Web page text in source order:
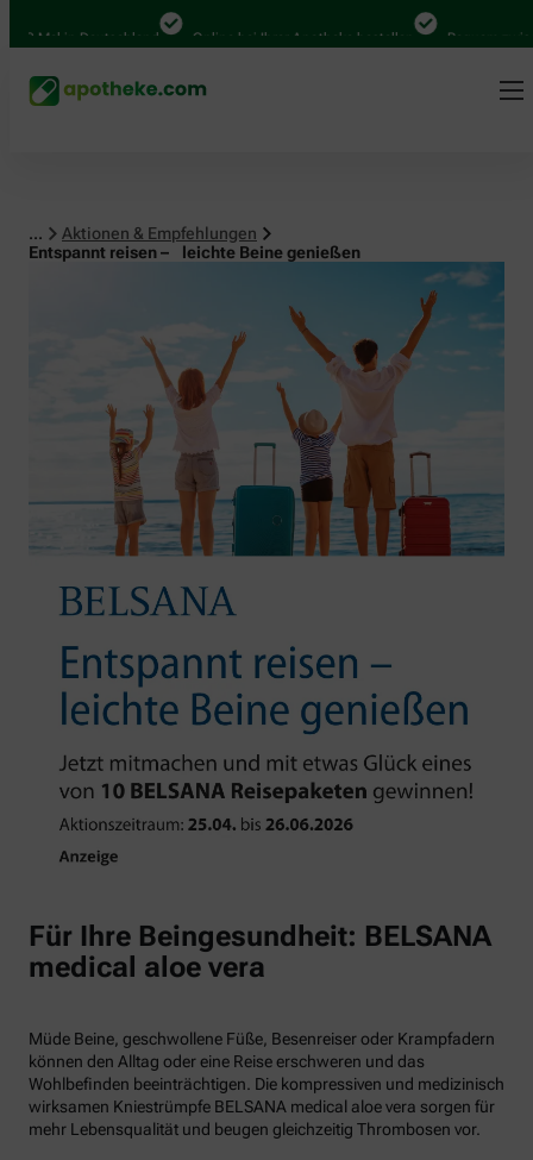
in Deutschland Online bei Ihrer Apotheke bestellen Bequem zwischen
...
Aktionen & Empfehlungen
Entspannt reisen – leichte Beine genießen
Für Ihre Beingesundheit: BELSANA
medical aloe vera
Müde Beine, geschwollene Füße, Besenreiser oder Krampfadern
können den Alltag oder eine Reise erschweren und das
Wohlbefinden beeinträchtigen. Die kompressiven und medizinisch
wirksamen Kniestrümpfe BELSANA medical aloe vera sorgen für
mehr Lebensqualität und beugen gleichzeitig Thrombosen vor.